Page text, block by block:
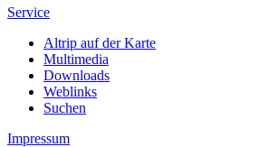
Service
Altrip auf der Karte
Multimedia
Downloads
Weblinks
Suchen
Impressum